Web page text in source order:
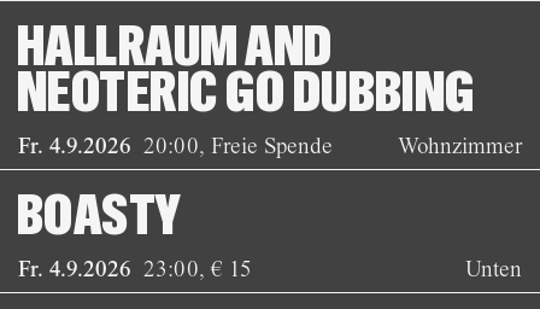
Fr. 4.9.2026 20:00,Freie Spende
HALLRAUM AND
NEOTERIC GO DUBBING
Wohnzimmer
Fr. 4.9.2026 23:00,€ 15
BOASTY
Unten